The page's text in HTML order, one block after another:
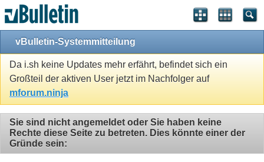
vBulletin-Systemmitteilung
Da i.sh keine Updates mehr erfährt, befindet sich ein
Großteil der aktiven User jetzt im Nachfolger auf
mforum.ninja
Sie sind nicht angemeldet oder Sie haben keine
Rechte diese Seite zu betreten. Dies könnte einer der
Gründe sein: